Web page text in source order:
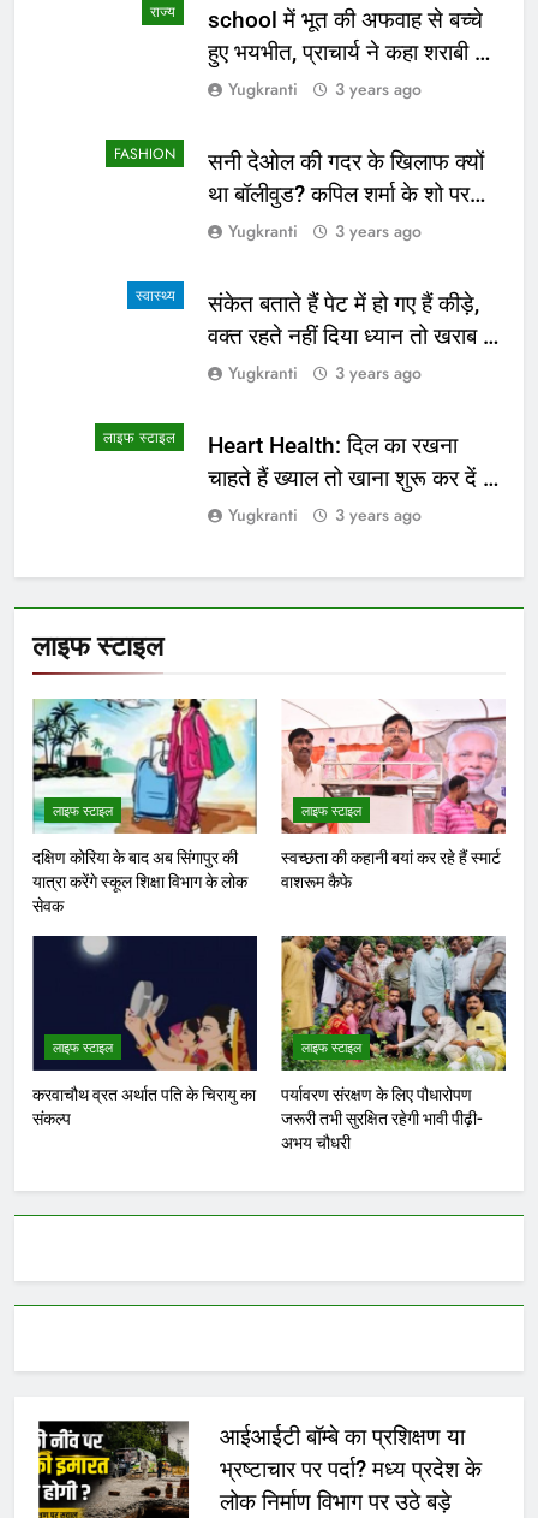
लाइफ स्टाइल
लाइफ स्टाइल
दक्षिण कोरिया के बाद अब सिंगापुर की
यात्रा करेंगे स्कूल शिक्षा विभाग के लोक
सेवक
लाइफ स्टाइल
स्वच्छता की कहानी बयां कर रहे हैं स्मार्ट
वाशरूम कैफे
लाइफ स्टाइल
करवाचौथ व्रत अर्थात पति के चिरायु का
संकल्प
लाइफ स्टाइल
पर्यावरण संरक्षण के लिए पौधारोपण
जरूरी तभी सुरक्षित रहेगी भावी पीढ़ी-
अभय चौधरी
राज्य
school में भूत की अफवाह से बच्चे
हुए भयभीत, प्राचार्य ने कहा शराबी ने
उड़ाई अफवाह
Yugkranti 3 years ago
FASHION
सनी देओल की गदर के खिलाफ क्यों
था बॉलीवुड? कपिल शर्मा के शो पर
सामने आई सच्चाई
Yugkranti 3 years ago
स्वास्थ्य
संकेत बताते हैं पेट में हो गए हैं कीड़े,
वक्त रहते नहीं दिया ध्यान तो खराब हो
जाएगी हालत
Yugkranti 3 years ago
लाइफ स्टाइल
Heart Health: दिल का रखना
चाहते हैं ख्याल तो खाना शुरू कर दें ये
4 चीजें
Yugkranti 3 years ago
आईआईटी बॉम्बे का प्रशिक्षण या
भ्रष्टाचार पर पर्दा? मध्य प्रदेश के
लोक निर्माण विभाग पर उठे बड़े